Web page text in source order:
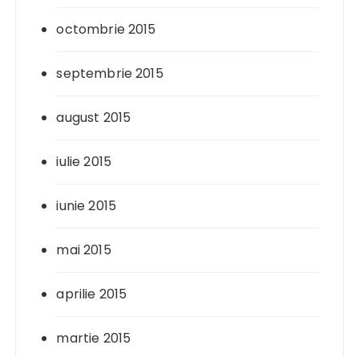
octombrie 2015
septembrie 2015
august 2015
iulie 2015
iunie 2015
mai 2015
aprilie 2015
martie 2015